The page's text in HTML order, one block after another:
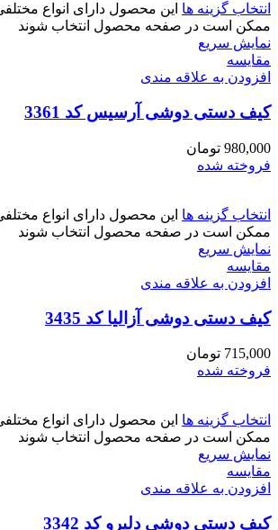
انتخاب گزینه ها این محصول دارای انواع
ممکن است در صفحه محصول انتخاب شوند
نمایش سریع
مقايسه
افزودن به علاقه مندی
کیف دستی دوشی آرسیس کد 3361
980,000 تومان
فروخته شده
انتخاب گزینه ها این محصول دارای انواع
ممکن است در صفحه محصول انتخاب شوند
نمایش سریع
مقايسه
افزودن به علاقه مندی
کیف دستی دوشی آزالیا کد 3435
715,000 تومان
فروخته شده
انتخاب گزینه ها این محصول دارای انواع
ممکن است در صفحه محصول انتخاب شوند
نمایش سریع
مقايسه
افزودن به علاقه مندی
کیف دستی دوشی دلیرو کد 3342